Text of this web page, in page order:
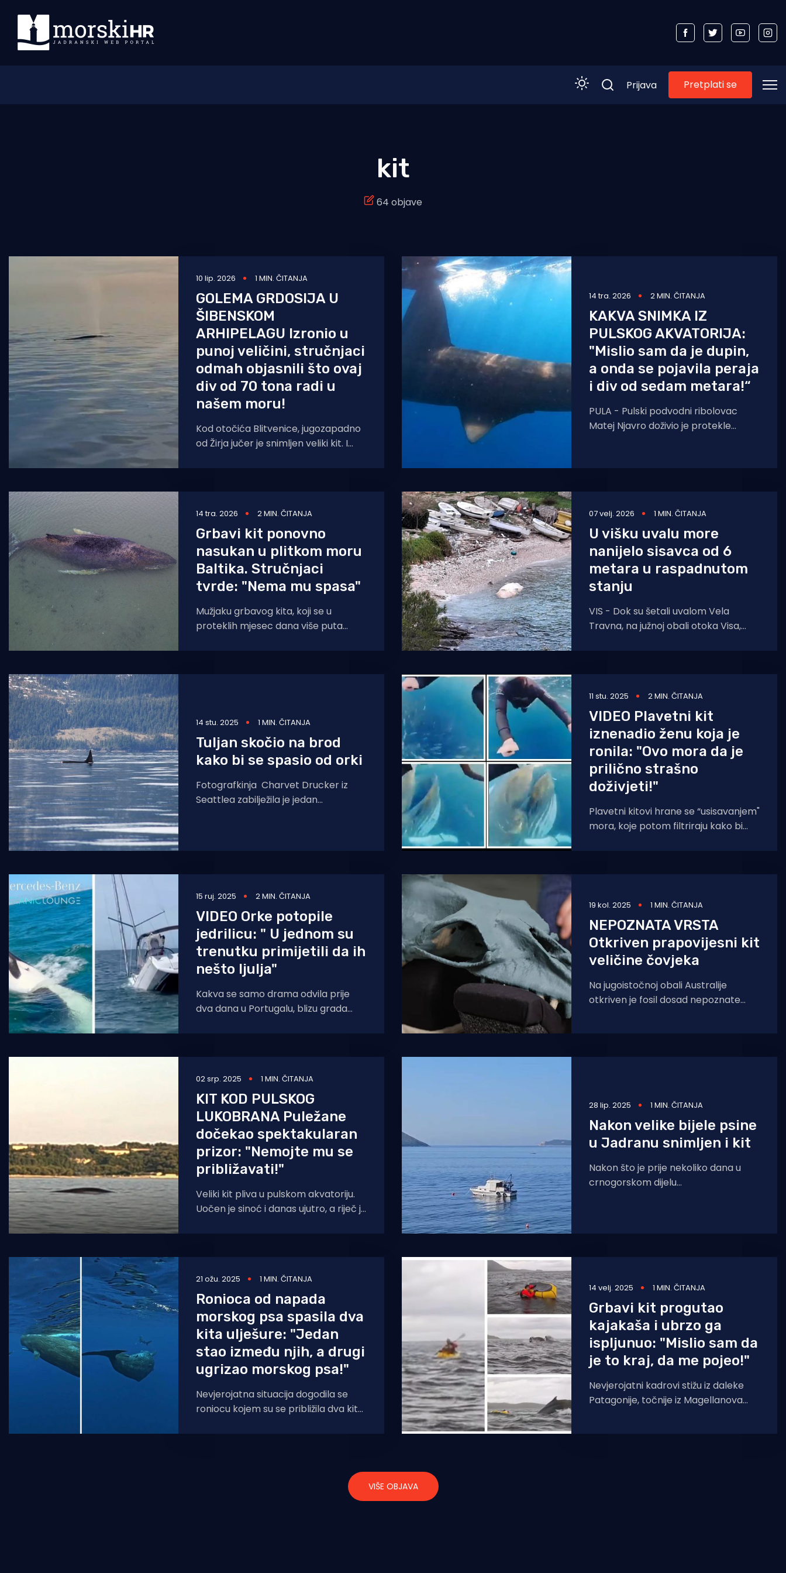
Turizam i nautika
Ekologija
Tradicija i kultura
Prijava Pretplati se
kit
64 objave
10 lip. 2026 1 MIN. ČITANJA
GOLEMA GRDOSIJA U
ŠIBENSKOM
ARHIPELAGU Izronio u
punoj veličini, stručnjaci
odmah objasnili što ovaj
div od 70 tona radi u
našem moru!
Kod otočića Blitvenice, jugozapadno
od Žirja jučer je snimljen veliki kit. I
se
14 tra. 2026 2 MIN. ČITANJA
KAKVA SNIMKA IZ
PULSKOG AKVATORIJA:
"Mislio sam da je dupin,
a onda se pojavila peraja
i div od sedam metara!“
PULA - Pulski podvodni ribolovac
Matej Njavro doživio je protekle
14 tra. 2026 2 MIN. ČITANJA
Grbavi kit ponovno
nasukan u plitkom moru
Baltika. Stručnjaci
tvrde: "Nema mu spasa"
Mužjaku grbavog kita, koji se u
proteklih mjesec dana više puta
dobro, barem
07 velj. 2026 1 MIN. ČITANJA
U višku uvalu more
nanijelo sisavca od 6
metara u raspadnutom
stanju
VIS - Dok su šetali uvalom Vela
Travna, na južnoj obali otoka Visa,
od nepoznatog
14 stu. 2025 1 MIN. ČITANJA
Tuljan skočio na brod
kako bi se spasio od orki
Fotografkinja Charvet Drucker iz
Seattlea zabilježila je jedan
11 stu. 2025 2 MIN. ČITANJA
VIDEO Plavetni kit
iznenadio ženu koja je
ronila: "Ovo mora da je
prilično strašno
doživjeti!"
Plavetni kitovi hrane se “usisavanjem"
mora, koje potom filtriraju kako bi
sićušni račići,
15 ruj. 2025 2 MIN. ČITANJA
VIDEO Orke potopile
jedrilicu: " U jednom su
trenutku primijetili da ih
nešto ljulja"
Kakva se samo drama odvila prije
dva dana u Portugalu, blizu grada
Nekoliko se orki
19 kol. 2025 1 MIN. ČITANJA
NEPOZNATA VRSTA
Otkriven prapovijesni kit
veličine čovjeka
Na jugoistočnoj obali Australije
otkriven je fosil dosad nepoznate
02 srp. 2025 1 MIN. ČITANJA
KIT KOD PULSKOG
LUKOBRANA Puležane
dočekao spektakularan
prizor: "Nemojte mu se
približavati!"
Veliki kit pliva u pulskom akvatoriju.
Uočen je sinoć i danas ujutro, a riječ je
Prema
28 lip. 2025 1 MIN. ČITANJA
Nakon velike bijele psine
u Jadranu snimljen i kit
Nakon što je prije nekoliko dana u
crnogorskom dijelu
21 ožu. 2025 1 MIN. ČITANJA
Ronioca od napada
morskog psa spasila dva
kita ulješure: "Jedan
stao između njih, a drugi
ugrizao morskog psa!"
Nevjerojatna situacija dogodila se
roniocu kojem su se približila dva kita
zaštititi kada
14 velj. 2025 1 MIN. ČITANJA
Grbavi kit progutao
kajakaša i ubrzo ga
ispljunuo: "Mislio sam da
je to kraj, da me pojeo!"
Nevjerojatni kadrovi stižu iz daleke
Patagonije, točnije iz Magellanova
VIŠE OBJAVA